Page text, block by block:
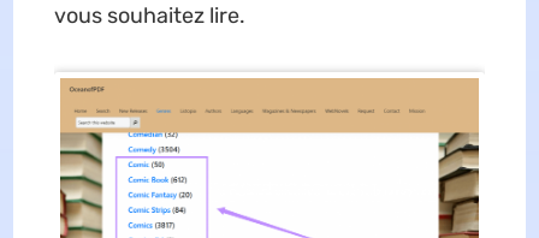
vous souhaitez lire.